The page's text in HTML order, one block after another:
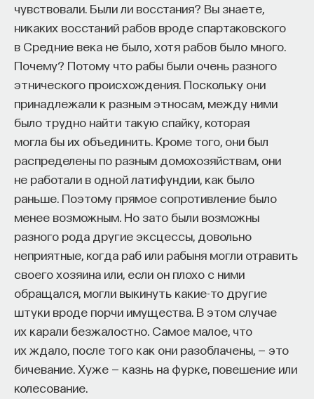
чувствовали. Были ли восстания? Вы знаете,
никаких восстаний рабов вроде спартаковского
в Средние века не было, хотя рабов было много.
Почему? Потому что рабы были очень разного
этнического происхождения. Поскольку они
принадлежали к разным этносам, между ними
было трудно найти такую спайку, которая
могла бы их объединить. Кроме того, они был
распределены по разным домохозяйствам, они
не работали в одной латифундии, как было
раньше. Поэтому прямое сопротивление было
менее возможным. Но зато были возможны
разного рода другие эксцессы, довольно
неприятные, когда раб или рабыня могли отравить
своего хозяина или, если он плохо с ними
обращался, могли выкинуть какие-то другие
штуки вроде порчи имущества. В этом случае
их карали безжалостно. Самое малое, что
их ждало, после того как они разоблачены, — это
бичевание. Хуже — казнь на фурке, повешение или
колесование.